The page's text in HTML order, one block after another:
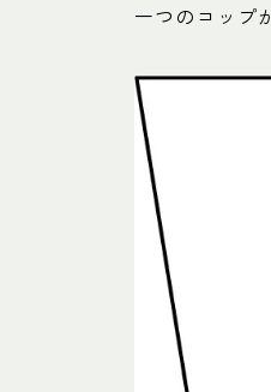
一つのコップ